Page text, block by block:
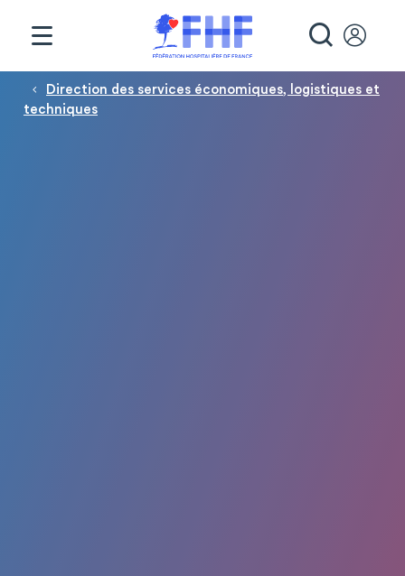
Fil d'Ariane
Direction des services économiques, logistiques et
techniques
Panneau de gestion des cookies